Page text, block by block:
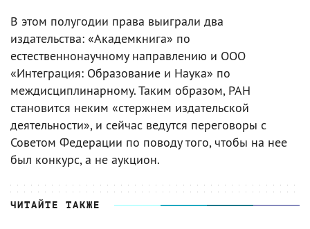
В этом полугодии права выиграли два
издательства: «Академкнига» по
естественнонаучному направлению и ООО
«Интеграция: Образование и Наука» по
междисциплинарному. Таким образом, РАН
становится неким «стержнем издательской
деятельности», и сейчас ведутся переговоры с
Советом Федерации по поводу того, чтобы на нее
был конкурс, а не аукцион.
ЧИТАЙТЕ ТАКЖЕ